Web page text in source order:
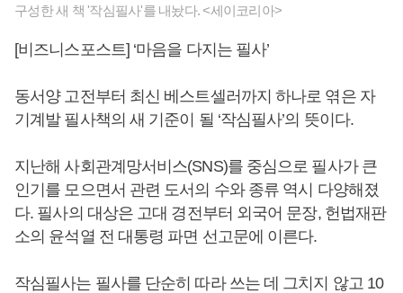
구성한 새 책 '작심필사'를 내놨다. <세이코리아>
[비즈니스포스트] ‘마음을 다지는 필사’
동서양 고전부터 최신 베스트셀러까지 하나로 엮은 자
기계발 필사책의 새 기준이 될 ‘작심필사’의 뜻이다.
지난해 사회관계망서비스(SNS)를 중심으로 필사가 큰
인기를 모으면서 관련 도서의 수와 종류 역시 다양해졌
다. 필사의 대상은 고대 경전부터 외국어 문장, 헌법재판
소의 윤석열 전 대통령 파면 선고문에 이른다.
작심필사는 필사를 단순히 따라 쓰는 데 그치지 않고 10